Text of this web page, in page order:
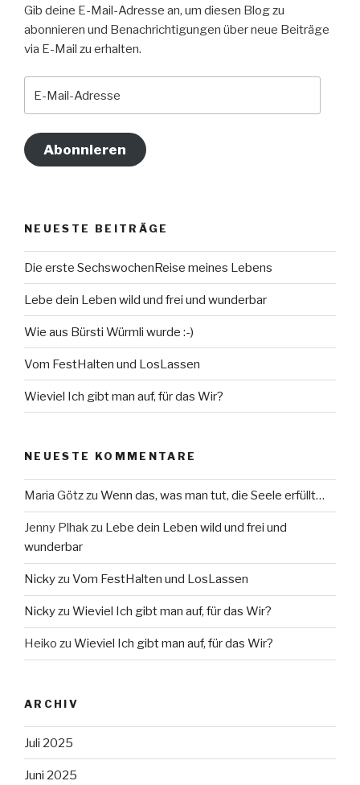
Gib deine E-Mail-Adresse an, um diesen Blog zu
abonnieren und Benachrichtigungen über neue Beiträge
via E-Mail zu erhalten.
Mail-
Abonnieren
NEUESTE BEITRÄGE
Die erste SechswochenReise meines Lebens
Lebe dein Leben wild und frei und wunderbar
Wie aus Bürsti Würmli wurde :-)
Vom FestHalten und LosLassen
Wieviel Ich gibt man auf, für das Wir?
NEUESTE KOMMENTARE
Maria Götzzu Wenn das, was man tut, die Seele erfüllt…
Jenny Plhakzu Lebe dein Leben wild und frei und
wunderbar
Nickyzu Vom FestHalten und LosLassen
Nickyzu Wieviel Ich gibt man auf, für das Wir?
Heiko zu Wieviel Ich gibt man auf, für das Wir?
ARCHIV
Juli 2025
Juni 2025